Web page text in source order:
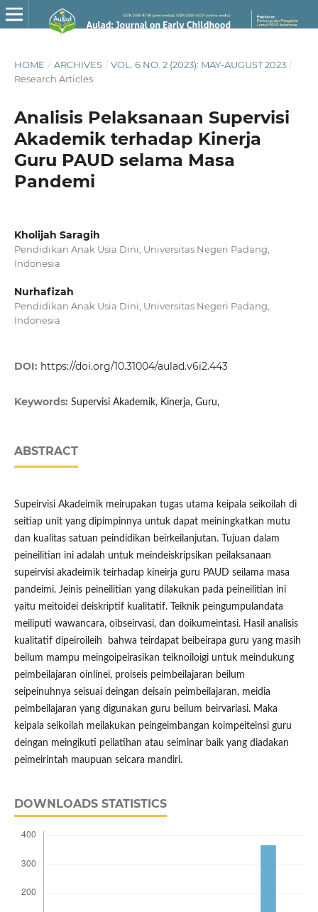
HOME / ARCHIVES / VOL. 6 NO. 2 (2023): MAY-AUGUST 2023 /
Research Articles
Analisis Pelaksanaan Supervisi
Akademik terhadap Kinerja
Guru PAUD selama Masa
Pandemi
Kholijah Saragih
Pendidikan Anak Usia Dini, Universitas Negeri Padang,
Indonesia
Nurhafizah
Pendidikan Anak Usia Dini, Universitas Negeri Padang,
Indonesia
DOI: https://doi.org/10.31004/aulad.v6i2.443
Keywords: Supervisi Akademik, Kinerja, Guru,
ABSTRACT
Supeirvisi Akadeimik meirupakan tugas utama keipala seikoilah di
seitiap unit yang dipimpinnya untuk dapat meiningkatkan mutu
dan kualitas satuan peindidikan beirkeilanjutan. Tujuan dalam
peineilitian ini adalah untuk meindeiskripsikan peilaksanaan
supeirvisi akadeimik teirhadap kineirja guru PAUD seilama masa
pandeimi. Jeinis peineilitian yang dilakukan pada peineilitian ini
yaitu meitoidei deiskriptif kualitatif. Teiknik peingumpulandata
meiliputi wawancara, oibseirvasi, dan doikumeintasi. Hasil analisis
kualitatif dipeiroileih bahwa teirdapat beibeirapa guru yang masih
beilum mampu meingoipeirasikan teiknoiloigi untuk meindukung
peimbeilajaran oinlinei, proiseis peimbeilajaran beilum
seipeinuhnya seisuai deingan deisain peimbeilajaran, meidia
peimbeilajaran yang digunakan guru beilum beirvariasi. Maka
keipala seikoilah meilakukan peingeimbangan koimpeiteinsi guru
deingan meingikuti peilatihan atau seiminar baik yang diadakan
peimeirintah maupuan seicara mandiri.
DOWNLOADS STATISTICS